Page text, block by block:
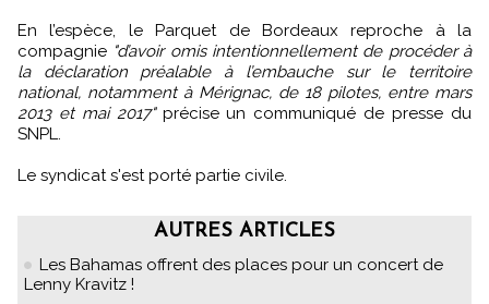
En l’espèce, le Parquet de Bordeaux reproche à la
compagnie "d’avoir omis intentionnellement de procéder à
la déclaration préalable à l’embauche sur le territoire
national, notamment à Mérignac, de 18 pilotes, entre mars
2013 et mai 2017"précise un communiqué de presse du
SNPL.
Le syndicat s'est porté partie civile.
AUTRES ARTICLES
Les Bahamas offrent des places pour un concert de
Lenny Kravitz !